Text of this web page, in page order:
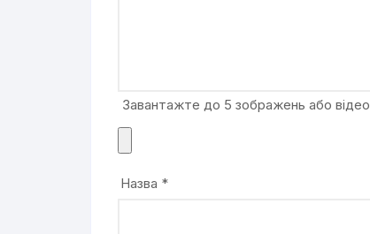
Завантажте до 5 зображень або відео
Назва *